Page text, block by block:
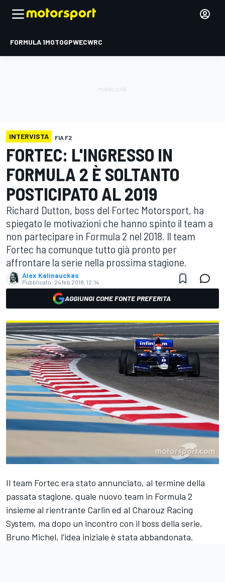
FORMULA 1MOTOGPWECWRC
INTERVISTA FIA F2
FORTEC: L'INGRESSO IN
FORMULA 2 È SOLTANTO
POSTICIPATO AL 2019
Richard Dutton, boss del Fortec Motorsport, ha
spiegato le motivazioni che hanno spinto il team a
non partecipare in Formula 2 nel 2018. Il team
Fortec ha comunque tutto già pronto per
affrontare la serie nella prossima stagione.
Alex Kalinauckas
Pubblicato: 24 feb 2018, 12:14
AGGIUNGI COME FONTE PREFERITA
Il team Fortec era stato annunciato, al termine della
passata stagione, quale nuovo team in Formula 2
insieme al rientrante Carlin ed al Charouz Racing
System, ma dopo un incontro con il boss della serie,
Bruno Michel, l'idea iniziale è stata abbandonata.